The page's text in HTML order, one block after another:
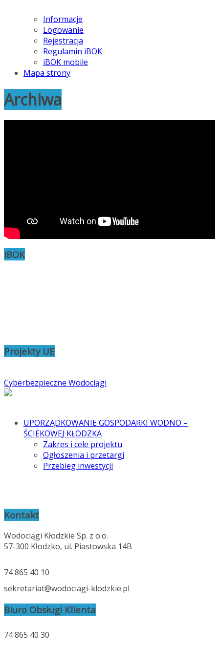
Informacje
Logowanie
Rejestracja
Regulamin iBOK
iBOK mobile
Mapa strony
Archiwa
iBOK
Projekty UE
Cyberbezpieczne Wodociągi
UPORZĄDKOWANIE GOSPODARKI WODNO –
ŚCIEKOWEJ KŁODZKA
Zakres i cele projektu
Ogłoszenia i przetargi
Przebieg inwestycji
Kontakt
Wodociągi Kłodzkie Sp. z o.o.
57-300 Kłodzko, ul. Piastowska 14B
74 865 40 10
sekretariat@wodociagi-klodzkie.pl
Biuro Obsługi Klienta
74 865 40 30